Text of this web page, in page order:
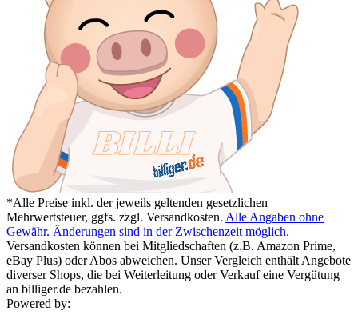
*Alle Preise inkl. der jeweils geltenden gesetzlichen
Mehrwertsteuer, ggfs. zzgl. Versandkosten. Alle Angaben ohne
Gewähr. Änderungen sind in der Zwischenzeit möglich.
Versandkosten können bei Mitgliedschaften (z.B. Amazon Prime,
eBay Plus) oder Abos abweichen. Unser Vergleich enthält Angebote
diverser Shops, die bei Weiterleitung oder Verkauf eine Vergütung
an billiger.de bezahlen.
Powered by: